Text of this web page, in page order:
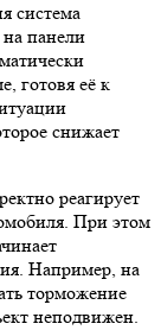
система
панели
готовя её к
снижает
реагирует
При этом
Например, на
торможение
неподвижен.